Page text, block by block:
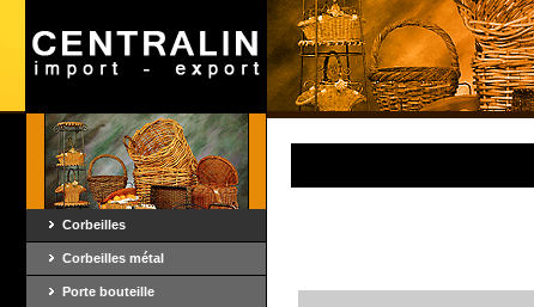
Corbeilles
Corbeilles métal
Porte bouteille